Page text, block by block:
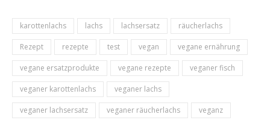
karottenlachs lachs lachsersatz räucherlachs
Rezept rezepte test vegan vegane ernährung
vegane ersatzprodukte vegane rezepte veganer fisch
veganer karottenlachs veganer lachs
veganer lachsersatz veganer räucherlachs veganz